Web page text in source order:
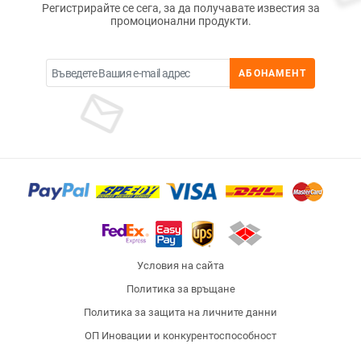
Регистрирайте се сега, за да получавате известия за
промоционални продукти.
АБОНАМЕНТ
Условия на сайта
Политика за връщане
Политика за защита на личните данни
ОП Иновации и конкурентоспособност